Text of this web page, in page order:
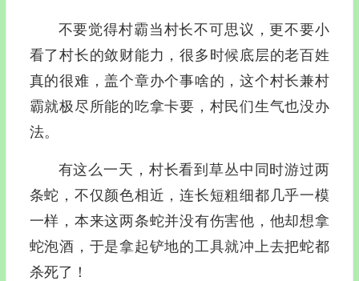
不要觉得村霸当村长不可思议，更不要小
看了村长的敛财能力，很多时候底层的老百姓
真的很难，盖个章办个事啥的，这个村长兼村
霸就极尽所能的吃拿卡要，村民们生气也没办
法。
有这么一天，村长看到草丛中同时游过两
条蛇，不仅颜色相近，连长短粗细都几乎一模
一样，本来这两条蛇并没有伤害他，他却想拿
蛇泡酒，于是拿起铲地的工具就冲上去把蛇都
杀死了！